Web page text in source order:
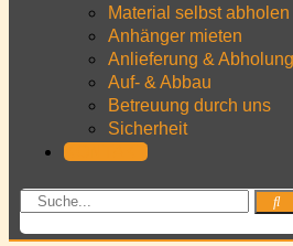
Material selbst abholen
Anhänger mieten
Anlieferung & Abholung
Auf- & Abbau
Betreuung durch uns
Sicherheit
KONTAKT